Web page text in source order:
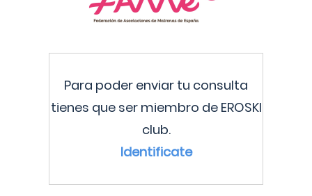
Para poder enviar tu consulta
tienes que ser miembro de EROSKI
club.
Identificate